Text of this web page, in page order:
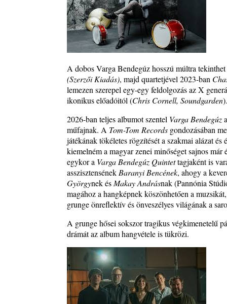
2026. augusztus 03.
Gondolataim - 2026 (XI. évfolyam - 8. rész)
2026. augusztus 02.
A 21. században meghalt magyar jazz muzsikusok –
rész: (Dr.) Borissza Géza
2026. augusztus 02.
Exkluzív interjú Bóna Lászlóval
2026. augusztus 01.
2026-os jazzfesztiválok, amelyekről én is tudok…
Zempléni Fesztivál (Sátoraljaújhely – 2026.
23.)
2026. augusztus 01.
Jazz-rock albumok 1986-ból - John Scofield „Still
2026. augusztus 01.
Ma 40 éves Gyarmati Gábor és 54 éves Florian
2026. augusztus 01.
Vér, tornádó és jazz – megjelent a Daveform
Kurt Rosenwinkel közös lemezének új előfutára, a
Sharknado
A Grencsoport Lewis Jordan-nel a Meseházban
2026. július 31.
A JÜ a Meseházban
2026. július 30.
A dobos Varga Bendegúz hosszú múltra
(Szerzői Kiadás), majd quartetjével 2023-ban
lemezen szerepel egy-egy feldolgozás az X
ikonikus előadóitól (Chris Cornell, Soundgarden).
2026-ban teljes albumot szentel Varga Bendegúz
műfajnak. A Tom-Tom Records gondozásában
játékának tökéletes rögzítését a szakmai alázat
kiemelném a magyar zenei minőséget sajnos már
egykor a Varga Bendegúz Quintettagjaként is
asszisztensének Baranyi Bencének, ahogy a
Györgynek és Makay Andrásnak (Pannónia
magához a hangképnek köszönhetően a
grunge önreflektív és önveszélyes világának a
A grunge hősei sokszor tragikus végkimenetelű
drámát az album hangvétele is tükrözi.